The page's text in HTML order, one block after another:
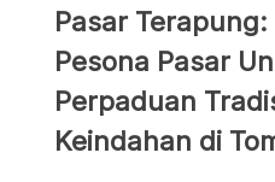
Pasar
Pesona Pasar
Perpaduan
Keindahan di